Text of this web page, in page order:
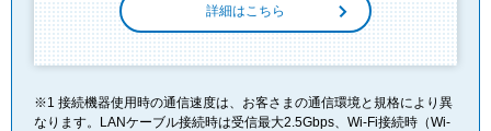
詳細はこちら
※1 接続機器使用時の通信速度は、お客さまの通信環境と規格により異
なります。LANケーブル接続時は受信最大2.5Gbps、Wi-Fi接続時（Wi-